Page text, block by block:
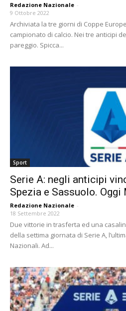
Redazione Nazionale -
9 Ottobre 2022
Archiviata la tre giorni di Coppe
campionato di calcio. Nei tre anticipi
pareggio. Spicca...
Sport
Serie A: negli anticipi
Spezia e Sassuolo.
Redazione Nazionale -
18 Settembre 2022
Due vittorie in trasferta ed una
della settima giornata di Serie A,
Nazionali. Ad...